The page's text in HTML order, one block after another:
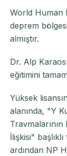
World Human
deprem
almıştır.
Dr. Alp
eğitimini
Yüksek
alanında, "Y
İlişkisi"
ardından NP